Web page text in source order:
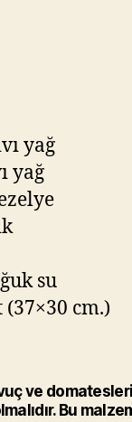
yağ
yağ
su
(37×30 cm.)
ve
Bu